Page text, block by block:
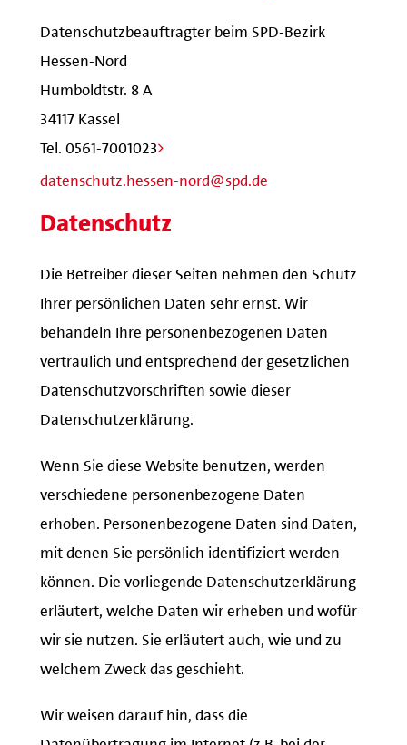
Datenschutzbeauftragter beim SPD-Bezirk
Hessen-Nord
Humboldtstr. 8 A
34117 Kassel
Tel. 0561-7001023
datenschutz.hessen-nord@spd.de
Datenschutz
Die Betreiber dieser Seiten nehmen den Schutz
Ihrer persönlichen Daten sehr ernst. Wir
behandeln Ihre personenbezogenen Daten
vertraulich und entsprechend der gesetzlichen
Datenschutzvorschriften sowie dieser
Datenschutzerklärung.
Wenn Sie diese Website benutzen, werden
verschiedene personenbezogene Daten
erhoben. Personenbezogene Daten sind Daten,
mit denen Sie persönlich identifiziert werden
können. Die vorliegende Datenschutzerklärung
erläutert, welche Daten wir erheben und wofür
wir sie nutzen. Sie erläutert auch, wie und zu
welchem Zweck das geschieht.
Wir weisen darauf hin, dass die
Datenübertragung im Internet (z.B. bei der